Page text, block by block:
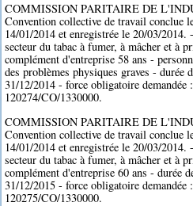
COMMISSION PARITAIRE DE
Convention collective de travail conclue
14/01/2014 et enregistrée le 20/03/
secteur du tabac à fumer, à mâcher et à
complément d'entreprise 58 ans -
des problèmes physiques graves - durée
31/12/2014 - force obligatoire
120274/CO/1330000.
COMMISSION PARITAIRE DE
Convention collective de travail conclue
14/01/2014 et enregistrée le 20/03/
secteur du tabac à fumer, à mâcher et à
complément d'entreprise 60 ans - durée
31/12/2015 - force obligatoire
120275/CO/1330000.